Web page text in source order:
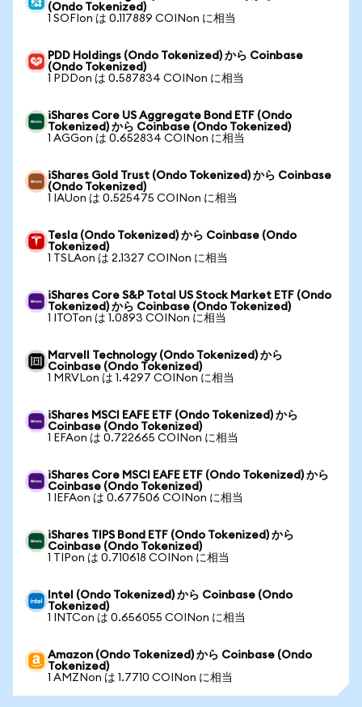
(Ondo Tokenized)
1 SOFIon は 0.117889 COINon に相当
PDD Holdings (Ondo Tokenized) から Coinbase
(Ondo Tokenized)
1 PDDon は 0.587834 COINon に相当
iShares Core US Aggregate Bond ETF (Ondo
Tokenized) から Coinbase (Ondo Tokenized)
1 AGGon は 0.652834 COINon に相当
iShares Gold Trust (Ondo Tokenized) から Coinbase
(Ondo Tokenized)
1 IAUon は 0.525475 COINon に相当
Tesla (Ondo Tokenized) から Coinbase (Ondo
Tokenized)
1 TSLAon は 2.1327 COINon に相当
iShares Core S&P Total US Stock Market ETF (Ondo
Tokenized) から Coinbase (Ondo Tokenized)
1 ITOTon は 1.0893 COINon に相当
Marvell Technology (Ondo Tokenized) から
Coinbase (Ondo Tokenized)
1 MRVLon は 1.4297 COINon に相当
iShares MSCI EAFE ETF (Ondo Tokenized) から
Coinbase (Ondo Tokenized)
1 EFAon は 0.722665 COINon に相当
iShares Core MSCI EAFE ETF (Ondo Tokenized) から
Coinbase (Ondo Tokenized)
1 IEFAon は 0.677506 COINon に相当
iShares TIPS Bond ETF (Ondo Tokenized) から
Coinbase (Ondo Tokenized)
1 TIPon は 0.710618 COINon に相当
Intel (Ondo Tokenized) から Coinbase (Ondo
Tokenized)
1 INTCon は 0.656055 COINon に相当
Amazon (Ondo Tokenized) から Coinbase (Ondo
Tokenized)
1 AMZNon は 1.7710 COINon に相当